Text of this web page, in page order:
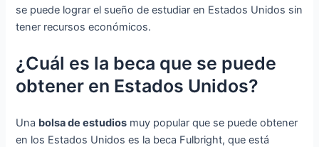
se puede lograr el sueño de estudiar en Estados Unidos sin
tener recursos económicos.
¿Cuál es la beca que se puede
obtener en Estados Unidos?
Una bolsa de estudios muy popular que se puede obtener
en los Estados Unidos es la beca Fulbright, que está